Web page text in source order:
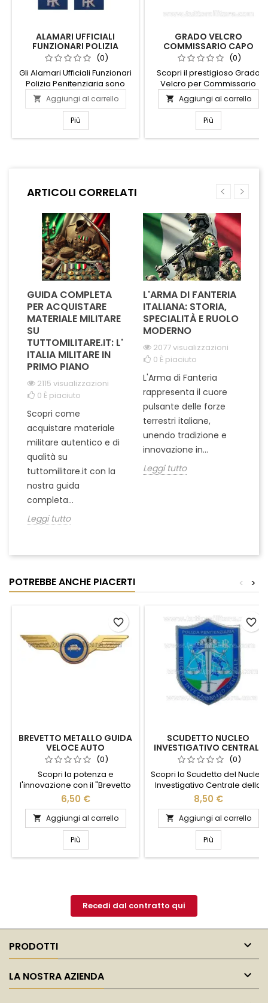
ALAMARI UFFICIALI
FUNZIONARI POLIZIA
PENITENZIARIA
(0)
Gli Alamari Ufficiali Funzionari
Polizia Penitenziaria sono
distintivi di alta qualità,
progettati per rappresentare
con orgoglio l'autorità e la
professionalità del corpo.
Realizzati con materiali
impeccabile e autorevole.
 Aggiungi al carrello
Più
GRADO VELCRO
COMMISSARIO CAPO
COMANDANTE REPARTO
POLIZIA PENITENZIARIA
(0)
Scopri il prestigioso Grado
Velcro per Commissario
Capo Comandante del
Reparto Polizia Penitenziaria,
un simbolo di autorità e
dedizione. Realizzato con
materiali di alta qualità,
Facile da applicare grazie al
adatta...
 Aggiungi al carrello
Più
ARTICOLI CORRELATI
GUIDA COMPLETA
PER ACQUISTARE
MATERIALE MILITARE
SU
TUTTOMILITARE.IT: L'
ITALIA MILITARE IN
PRIMO PIANO
2115 visualizzazioni
0 È piaciuto
Scopri come
acquistare materiale
militare autentico e di
qualità su
tuttomilitare.it con la
nostra guida
completa...
Leggi tutto
L'ARMA DI FANTERIA
ITALIANA: STORIA,
SPECIALITÀ E RUOLO
MODERNO
2077 visualizzazioni
0 È piaciuto
L'Arma di Fanteria
rappresenta il cuore
pulsante delle forze
terrestri italiane,
unendo tradizione e
innovazione in...
Leggi tutto
POTREBBE ANCHE PIACERTI >
<
BREVETTO METALLO GUIDA
VELOCE AUTO
(0)
Scopri la potenza e
l'innovazione con il "Brevetto
Metallo Guida Veloce Auto".
Progettato per gli
appassionati di velocità,
questo prodotto
rivoluzionario offre
prestazioni senza pari e una
durata eccezionale.
guida fluida e sicura anche
nelle condizioni più estreme.
Il design aerodinamico e la...
6,50 €
 Aggiungi al carrello
Più
favorite_border
SCUDETTO NUCLEO
INVESTIGATIVO CENTRALE
POLIZIA PENITENZIARIA
(0)
Scopri lo Scudetto del Nucleo
Investigativo Centrale della
Polizia Penitenziaria, un
simbolo di eccellenza e
dedizione. Questo distintivo
rappresenta l'impegno e la
professionalità degli agenti
che operano per garantire la
sicurezza all'interno degli
lo scudetto è un emblema di
8,50 €
 Aggiungi al carrello
Più
favorite_border
Recedi dal contratto qui
PRODOTTI 
LA NOSTRA AZIENDA 